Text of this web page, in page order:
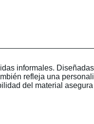
informales.
refleja una
del material